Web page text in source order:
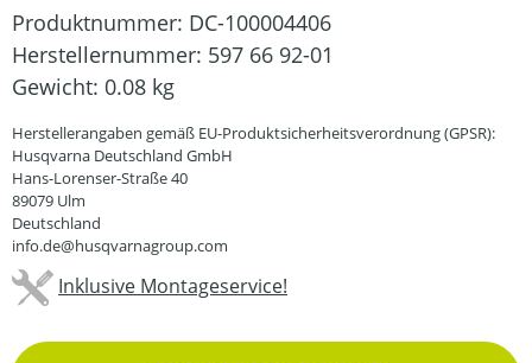
Produktnummer: DC-100004406
Herstellernummer: 597 66 92-01
Gewicht: 0.08 kg
Herstellerangaben gemäß EU-Produktsicherheitsverordnung (GPSR):
Husqvarna Deutschland GmbH
Hans-Lorenser-Straße 40
89079 Ulm
Deutschland
info.de@husqvarnagroup.com
Inklusive Montageservice!